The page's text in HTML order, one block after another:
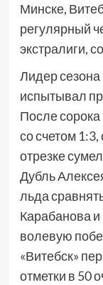
Минске,
регулярный
экстралиги,
Лидер сезона
испытывал
После
со счетом
отрезке
Дубль
льда
Карабанова
волевую
«Витебск»
отметки в 50